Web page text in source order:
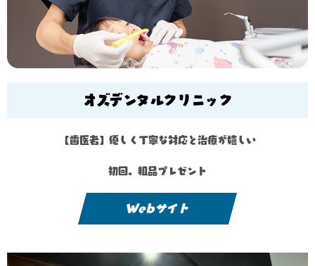
オズデンタルクリニック
【歯医者】優しく丁寧な対応と治療が嬉しい
初回、粗品プレゼント
Webサイト